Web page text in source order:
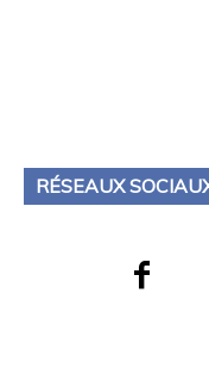
RÉSEAUX